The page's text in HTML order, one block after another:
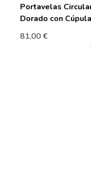
Portavelas
Dorado con
81,00€